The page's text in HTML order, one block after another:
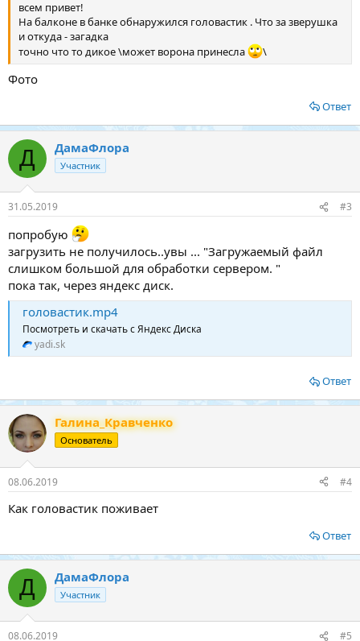
всем привет!
На балконе в банке обнаружился головастик . Что за зверушка
и откуда - загадка
точно что то дикое \может ворона принесла
\
Фото
Ответ
Д ДамаФлора
Участник
31.05.2019 #3
попробую
загрузить не получилось..увы ... "Загружаемый файл
слишком большой для обработки сервером. "
пока так, через яндекс диск.
головастик.mp4
Посмотреть и скачать с Яндекс Диска
yadi.sk
Ответ
Галина_Кравченко
Основатель
08.06.2019 #4
Как головастик поживает
Ответ
Д ДамаФлора
Участник
08.06.2019 #5